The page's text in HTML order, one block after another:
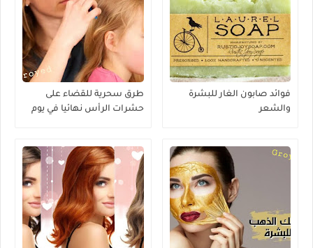
فوائد صابون الغار للبشرة
والشعر
طرق سحرية للقضاء على
حشرات الرأس نهائيا في يوم